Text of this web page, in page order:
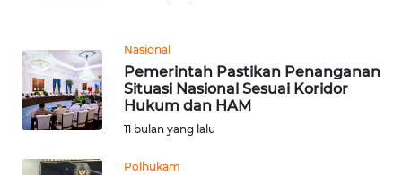
Nasional
Pemerintah Pastikan Penanganan
Situasi Nasional Sesuai Koridor
Hukum dan HAM
11 bulan yang lalu
Polhukam
WN
LAMPUNG
JATENG